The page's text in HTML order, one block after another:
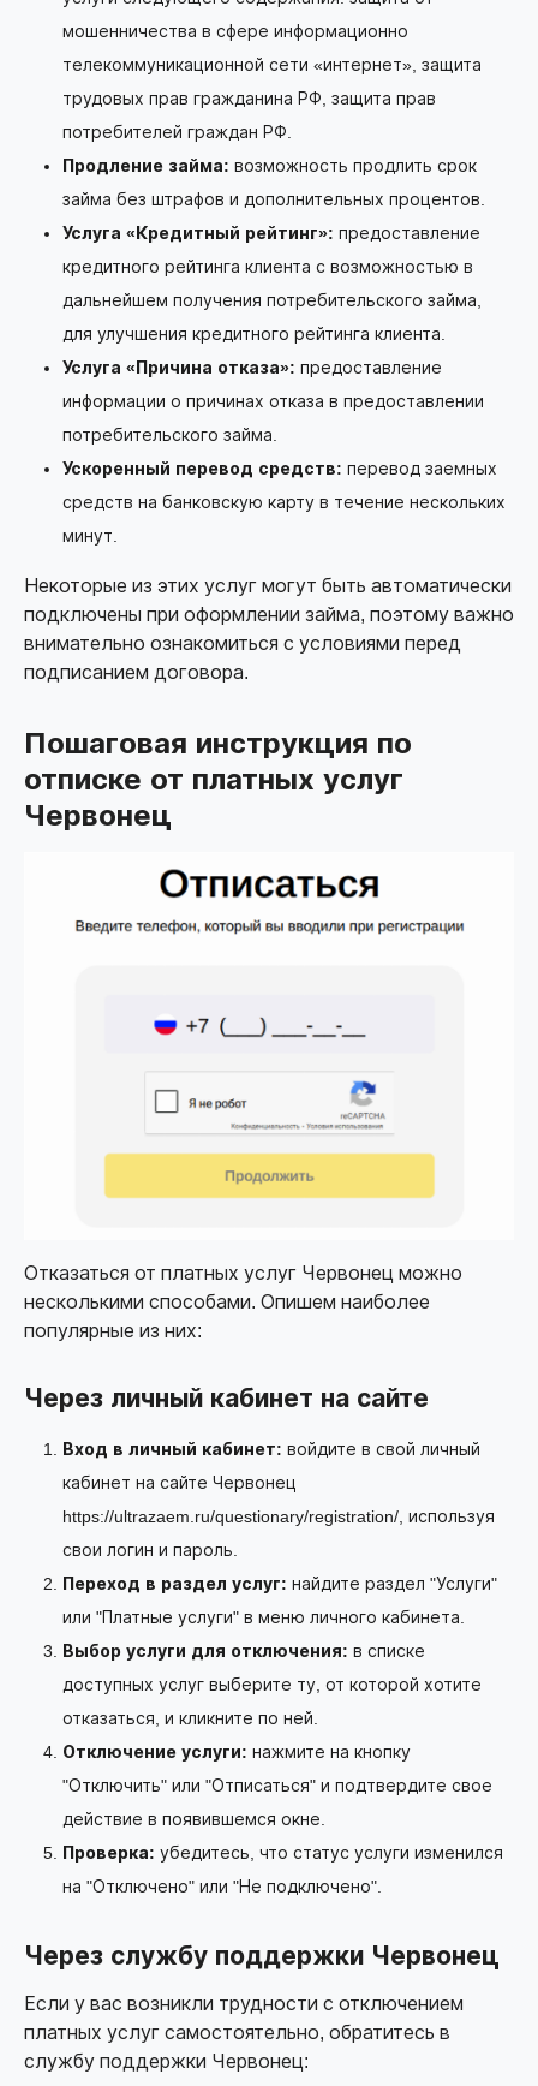
мошенничества в сфере информационно
телекоммуникационной сети «интернет», защита
трудовых прав гражданина РФ, защита прав
потребителей граждан РФ.
Продление займа: возможность продлить срок
займа без штрафов и дополнительных процентов.
Услуга «Кредитный рейтинг»: предоставление
кредитного рейтинга клиента с возможностью в
дальнейшем получения потребительского займа,
для улучшения кредитного рейтинга клиента.
Услуга «Причина отказа»: предоставление
информации о причинах отказа в предоставлении
потребительского займа.
Ускоренный перевод средств: перевод заемных
средств на банковскую карту в течение нескольких
минут.
Некоторые из этих услуг могут быть автоматически
подключены при оформлении займа, поэтому важно
внимательно ознакомиться с условиями перед
подписанием договора.
Пошаговая инструкция по
отписке от платных услуг
Червонец
Отказаться от платных услуг Червонец можно
несколькими способами. Опишем наиболее
популярные из них:
Через личный кабинет на сайте
Вход в личный кабинет: войдите в свой личный
кабинет на сайте Червонец
https://ultrazaem.ru/questionary/registration/, используя
свои логин и пароль.
Переход в раздел услуг: найдите раздел "Услуги"
или "Платные услуги" в меню личного кабинета.
Выбор услуги для отключения: в списке
доступных услуг выберите ту, от которой хотите
отказаться, и кликните по ней.
Отключение услуги: нажмите на кнопку
"Отключить" или "Отписаться" и подтвердите свое
действие в появившемся окне.
Проверка: убедитесь, что статус услуги изменился
на "Отключено" или "Не подключено".
Через службу поддержки Червонец
Если у вас возникли трудности с отключением
платных услуг самостоятельно, обратитесь в
службу поддержки Червонец: